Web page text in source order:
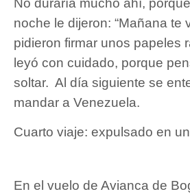
No duraría mucho ahí,
noche le dijeron: “Mañana te
pidieron firmar unos papeles
leyó con cuidado, porque
soltar. Al día siguiente se
mandar a Venezuela.
Cuarto viaje: expulsado en
En el vuelo de Avianca de